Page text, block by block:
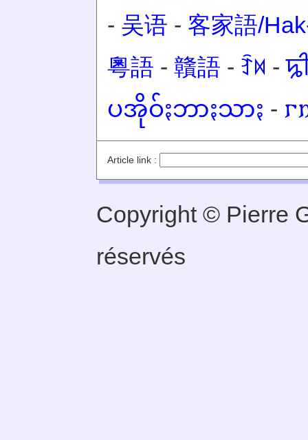
- 吴语 - 客家語/
粵語 - 贛語 - ꆇꉙ -
ပအိုဝ်ႏဘာႏသာႏ -
Article link :
Copyright © Pierre
réservés